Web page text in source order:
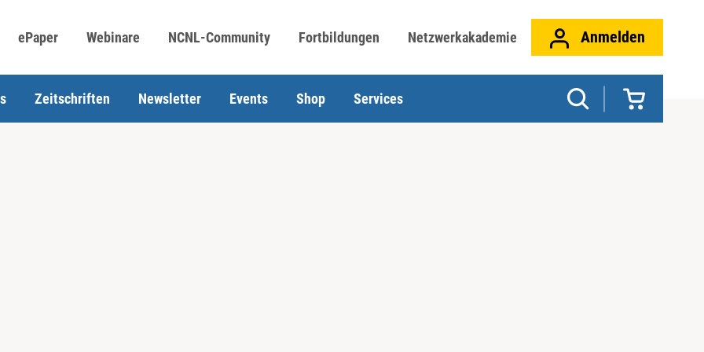
ePaper Webinare NCNL-Community Fortbildungen Netzwerkakademie Anmelden
Zeitschriften Newsletter Events Shop Services